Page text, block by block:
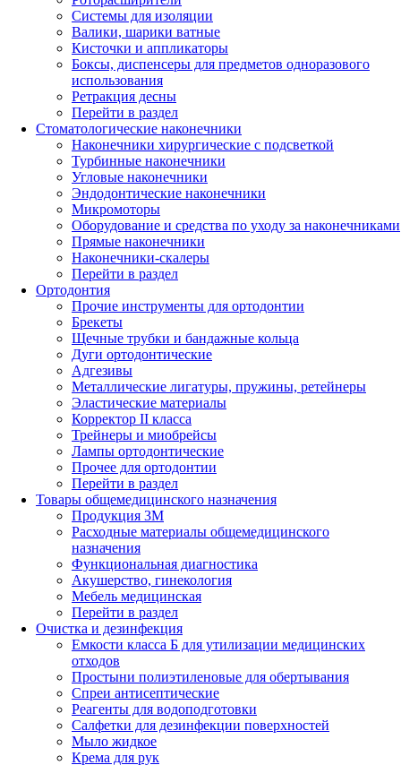
Системы для изоляции
Валики, шарики ватные
Кисточки и аппликаторы
Боксы, диспенсеры для предметов одноразового
использования
Ретракция десны
Перейти в раздел
Стоматологические наконечники
Наконечники хирургические с подсветкой
Турбинные наконечники
Угловые наконечники
Эндодонтические наконечники
Микромоторы
Оборудование и средства по уходу за наконечниками
Прямые наконечники
Наконечники-скалеры
Перейти в раздел
Ортодонтия
Прочие инструменты для ортодонтии
Брекеты
Щечные трубки и бандажные кольца
Дуги ортодонтические
Адгезивы
Металлические лигатуры, пружины, ретейнеры
Эластические материалы
Корректор II класса
Трейнеры и миобрейсы
Лампы ортодонтические
Прочее для ортодонтии
Перейти в раздел
Товары общемедицинского назначения
Продукция 3М
Расходные материалы общемедицинского
назначения
Функциональная диагностика
Акушерство, гинекология
Мебель медицинская
Перейти в раздел
Очистка и дезинфекция
Емкости класса Б для утилизации медицинских
отходов
Простыни полиэтиленовые для обертывания
Спреи антисептические
Реагенты для водоподготовки
Салфетки для дезинфекции поверхностей
Мыло жидкое
Крема для рук